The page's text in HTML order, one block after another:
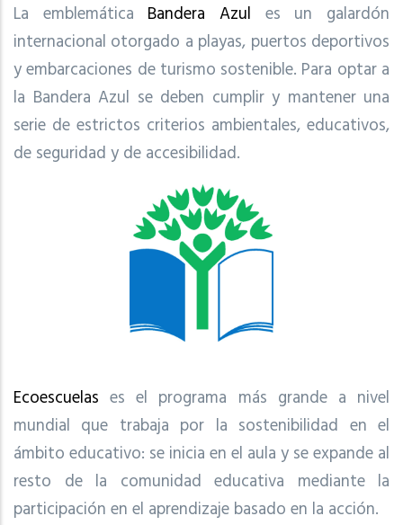
La emblemática Bandera Azul es un galardón
internacional otorgado a playas, puertos deportivos
y embarcaciones de turismo sostenible. Para optar a
la Bandera Azul se deben cumplir y mantener una
serie de estrictos criterios ambientales, educativos,
de seguridad y de accesibilidad.
Ecoescuelas es el programa más grande a nivel
mundial que trabaja por la sostenibilidad en el
ámbito educativo: se inicia en el aula y se expande al
resto de la comunidad educativa mediante la
participación en el aprendizaje basado en la acción.